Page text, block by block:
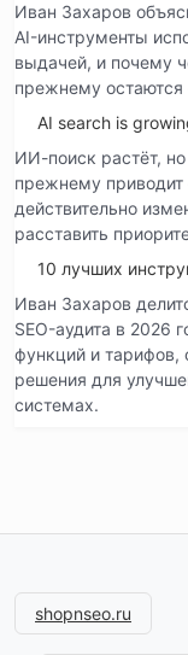
Иван Захаров
AI-инструменты
выдачей, и почему
прежнему
AI search is
ИИ-поиск растёт,
прежнему приводит
действительно
расставить
10 лучших
Иван Захаров
SEO-аудита в 2026
функций и тарифов,
решения для
системах.
shopnseo.ru